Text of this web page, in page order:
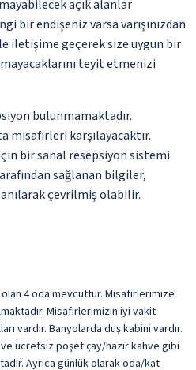
açık alanlar
bir endişeniz varsa varışınızdan
iletişime geçerek size uygun bir
teyit etmenizi
bulunmamaktadır.
misafirleri karşılayacaktır.
bir sanal resepsiyon sistemi
sağlanan bilgiler,
çevrilmiş olabilir.
4 oda mevcuttur. Misafirlerimize
Misafirlerimizin iyi vakit
vardır. Banyolarda duş kabini vardır.
ve ücretsiz poşet çay/hazır kahve gibi
Ayrıca günlük olarak oda/kat